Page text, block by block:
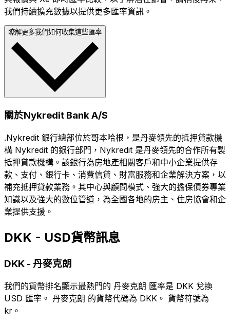
我們持續擴充數據以提供更多匯率資訊。
瞭解更多我們如何收集這些匯率
關於Nykredit Bank A/S
.Nykredit 銀行總部位於哥本哈根，是丹麥領先的抵押貸款機
構 Nykredit 的銀行部門，Nykredit 是丹麥領先的合作所有製
抵押貸款機構。該銀行為房地產相關客戶和中小企業提供存
款、支付、銀行卡、消費信貸、財富服務和企業解決方案，以
補充抵押貸款業務。其中心與顧問模式、強大的擔保債券專業
知識以及強大的數位管道，為全國各地的房主、住房協會和企
業提供支援。
DKK - USD貨幣訊息
DKK - 丹麥克朗
我們的貨幣排名顯示最熱門的 丹麥克朗 匯率是 DKK 兌換
USD 匯率。 丹麥克朗 的貨幣代碼為 DKK。 貨幣符號為
kr。